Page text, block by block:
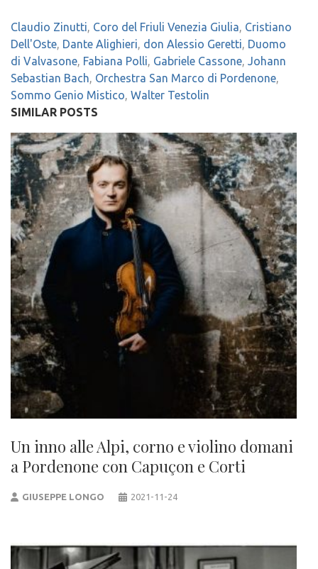
Claudio Zinutti, Coro del Friuli Venezia Giulia, Cristiano
Dell'Oste, Dante Alighieri, don Alessio Geretti, Duomo
di Valvasone, Fabiana Polli, Gabriele Cassone, Johann
Sebastian Bach, Orchestra San Marco di Pordenone,
Sommo Genio Mistico, Walter Testolin
SIMILAR POSTS
Un inno alle Alpi, corno e violino domani
a Pordenone con Capuçon e Corti
GIUSEPPE LONGO 2021-11-24